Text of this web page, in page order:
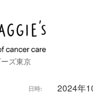
ズ東京
日時: 2024年